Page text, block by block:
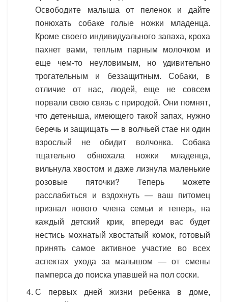
Освободите малыша от пеленок и дайте
понюхать собаке голые ножки младенца.
Кроме своего индивидуального запаха, кроха
пахнет вами, теплым парным молочком и
еще чем-то неуловимым, но удивительно
трогательным и беззащитным. Собаки, в
отличие от нас, людей, еще не совсем
порвали свою связь с природой. Они помнят,
что детеныша, имеющего такой запах, нужно
беречь и защищать — в волчьей стае ни один
взрослый не обидит волчонка. Собака
тщательно обнюхала ножки младенца,
вильнула хвостом и даже лизнула маленькие
розовые пяточки? Теперь можете
расслабиться и вздохнуть — ваш питомец
признал нового члена семьи и теперь, на
каждый детский крик, впереди вас будет
нестись мохнатый хвостатый комок, готовый
принять самое активное участие во всех
аспектах ухода за малышом — от смены
памперса до поиска упавшей на пол соски.
С первых дней жизни ребенка в доме,